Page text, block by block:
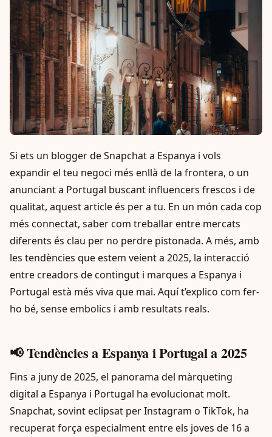
Si ets un blogger de Snapchat a Espanya i vols
expandir el teu negoci més enllà de la frontera, o un
anunciant a Portugal buscant influencers frescos i de
qualitat, aquest article és per a tu. En un món cada cop
més connectat, saber com treballar entre mercats
diferents és clau per no perdre pistonada. A més, amb
les tendències que estem veient a 2025, la interacció
entre creadors de contingut i marques a Espanya i
Portugal està més viva que mai. Aquí t’explico com fer-
ho bé, sense embolics i amb resultats reals.
📢 Tendències a Espanya i Portugal a 2025
Fins a juny de 2025, el panorama del màrqueting
digital a Espanya i Portugal ha evolucionat molt.
Snapchat, sovint eclipsat per Instagram o TikTok, ha
recuperat força especialment entre els joves de 16 a